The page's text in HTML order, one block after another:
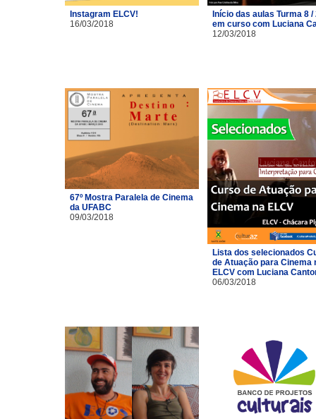
Instagram ELCV!
16/03/2018
Início das aulas Turma 8 /
em curso com Luciana
12/03/2018
67º Mostra Paralela de Cinema
da UFABC
09/03/2018
Lista dos selecionados
de Atuação para Cinema
ELCV com Luciana
06/03/2018